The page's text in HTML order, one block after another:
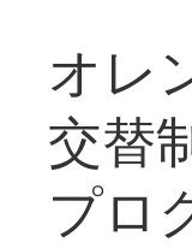
オレ
交替
プロ